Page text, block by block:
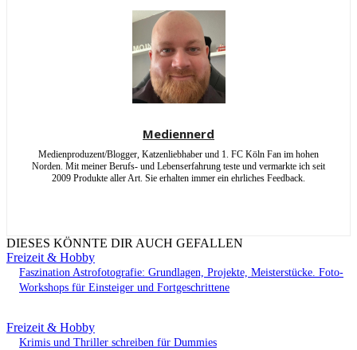
Mediennerd
Medienproduzent/Blogger, Katzenliebhaber und 1. FC Köln Fan im hohen
Norden. Mit meiner Berufs- und Lebenserfahrung teste und vermarkte ich seit
2009 Produkte aller Art. Sie erhalten immer ein ehrliches Feedback.
DIESES KÖNNTE DIR AUCH GEFALLEN
Freizeit & Hobby
Faszination Astrofotografie: Grundlagen, Projekte, Meisterstücke. Foto-
Workshops für Einsteiger und Fortgeschrittene
Freizeit & Hobby
Krimis und Thriller schreiben für Dummies